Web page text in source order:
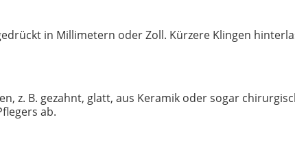
in Millimetern oder Zoll. Kürzere Klingen
z. B. gezahnt, glatt, aus Keramik oder sogar
ab.